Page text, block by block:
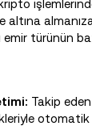
altına
türünün
Takip
otomatik